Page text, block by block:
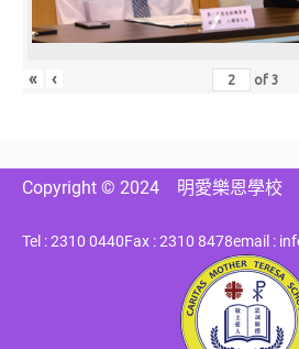
« ‹ of3
Copyright © 2024 明愛樂恩學校
Tel : 2310 0440Fax : 2310 8478email :